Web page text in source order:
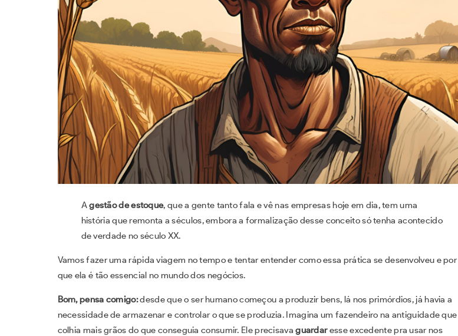
Agestão de estoque, que a gente tanto fala e vê nas empresas hoje em dia, tem uma
história que remonta a séculos, embora a formalização desse conceito só tenha acontecido
de verdade no século XX.
Vamos fazer uma rápida viagem no tempo e tentar entender como essa prática se desenvolveu e por
que ela é tão essencial no mundo dos negócios.
Bom, pensa comigo:desde que o ser humano começou a produzir bens, lá nos primórdios, já havia a
necessidade de armazenar e controlar o que se produzia. Imagina um fazendeiro na antiguidade que
colhia mais grãos do que conseguia consumir. Ele precisavaguardaresse excedente pra usar nos